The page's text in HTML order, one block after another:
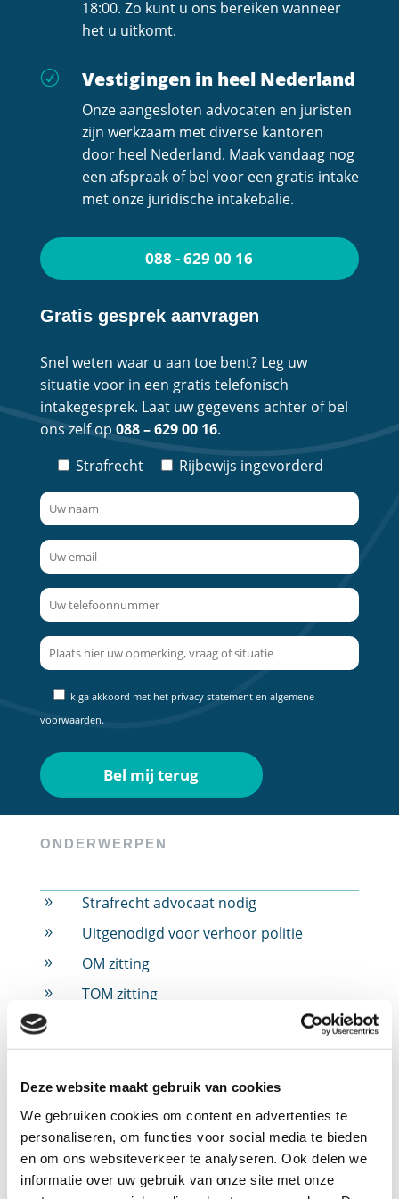
Deze website maakt gebruik van cookies
We gebruiken cookies om content en advertenties te
personaliseren, om functies voor social media te bieden
en om ons websiteverkeer te analyseren. Ook delen we
informatie over uw gebruik van onze site met onze
18:00. Zo kunt u ons bereiken wanneer
het u uitkomt.
R Vestigingen in heel Nederland
Onze aangesloten advocaten en juristen
zijn werkzaam met diverse kantoren
door heel Nederland. Maak vandaag nog
een afspraak of bel voor een gratis intake
met onze juridische intakebalie.
088 - 629 00 16
Gratis gesprek aanvragen
Snel weten waar u aan toe bent? Leg uw
situatie voor in een gratis telefonisch
intakegesprek. Laat uw gegevens achter of bel
ons zelf op 088 – 629 00 16.
Strafrecht
Rijbewijs ingevorderd
Ik ga akkoord met het privacy statementen algemene
voorwaarden.
ONDERWERPEN
9 Strafrecht advocaat nodig
9 Uitgenodigd voor verhoor politie
9 OM zitting
9 TOM zitting
9
9 Rijbewijs ingevorderd door alcohol
9 Rijbewijs ingevorderd door drugs
9 Rijbewijs ingevorderd door snelheid
9 Jeugdstrafrecht
9 Verdachte in strafzaak